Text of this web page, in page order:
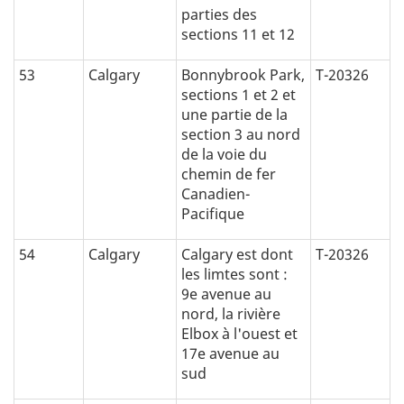
parties des
sections 11 et 12
53 Calgary
Bonnybrook Park,
sections 1 et 2 et
une partie de la
section 3 au nord
de la voie du
chemin de fer
Canadien-
Pacifique
T-20326
54 Calgary
Calgary est dont
les limtes sont :
9e avenue au
nord, la rivière
Elbox à l'ouest et
17e avenue au
sud
T-20326